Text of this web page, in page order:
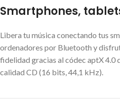
Smartphones,
Libera tu música conectando tus
ordenadores por Bluetooth y
fidelidad gracias al códec aptX 4.0
calidad CD (16 bits, 44,1 kHz).